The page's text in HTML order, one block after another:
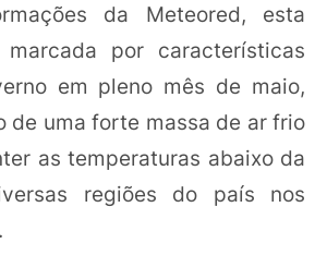
da Meteored, esta
por características
em pleno mês de maio,
de uma forte massa de ar frio
as temperaturas abaixo da
regiões do país nos